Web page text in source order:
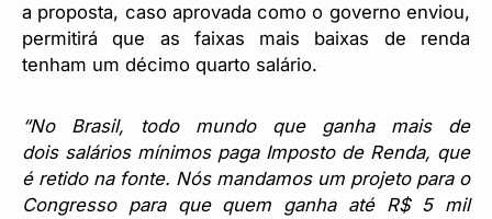
a proposta, caso aprovada como o governo enviou,
permitirá que as faixas mais baixas de renda
tenham um décimo quarto salário.
“No Brasil, todo mundo que ganha mais de
dois salários mínimos paga Imposto de Renda, que
é retido na fonte. Nós mandamos um projeto para o
Congresso para que quem ganha até R$ 5 mil